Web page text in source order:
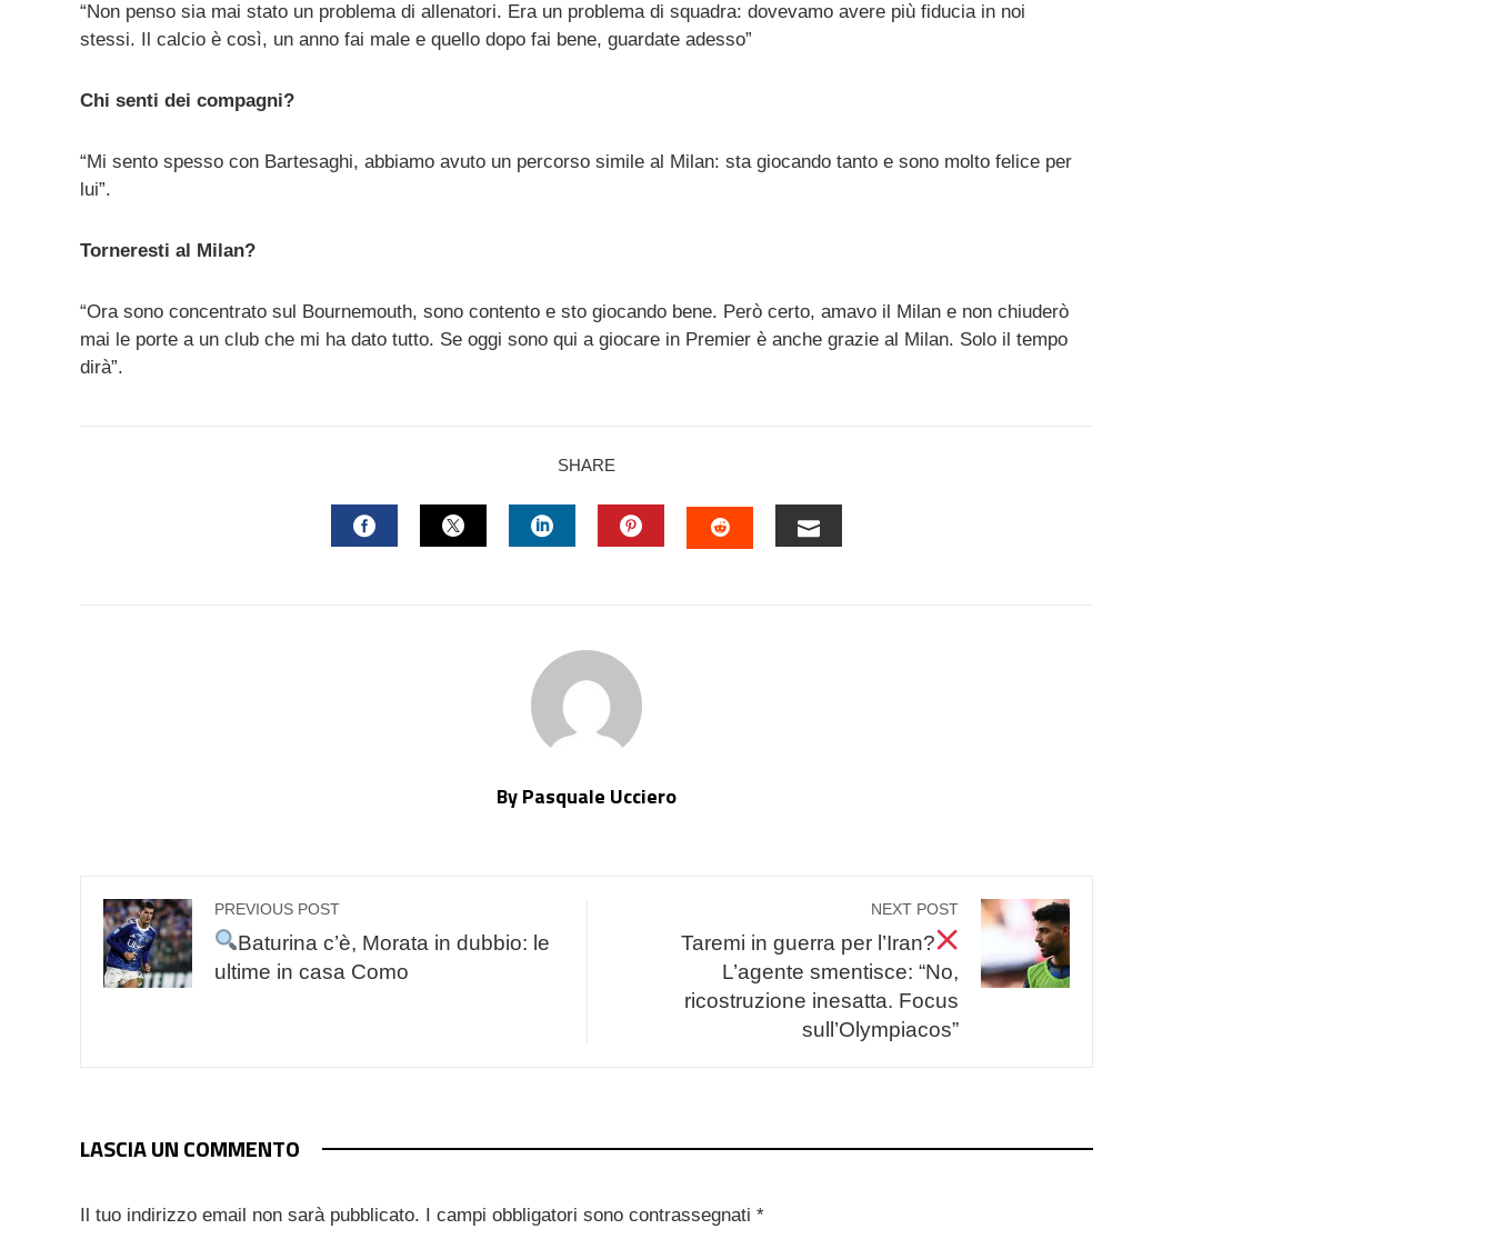
“Non penso sia mai stato un problema di allenatori. Era un problema di squadra: dovevamo avere più fiducia in noi
stessi. Il calcio è così, un anno fai male e quello dopo fai bene, guardate adesso”
Chi senti dei compagni?
“Mi sento spesso con Bartesaghi, abbiamo avuto un percorso simile al Milan: sta giocando tanto e sono molto felice per
lui”.
Torneresti al Milan?
“Ora sono concentrato sul Bournemouth, sono contento e sto giocando bene. Però certo, amavo il Milan e non chiuderò
mai le porte a un club che mi ha dato tutto. Se oggi sono qui a giocare in Premier è anche grazie al Milan. Solo il tempo
dirà”.
SHARE
By Pasquale Ucciero
PREVIOUS POST
Baturina c’è, Morata in dubbio: le
ultime in casa Como
NEXT POST
Taremi in guerra per l’Iran?
L’agente smentisce: “No,
ricostruzione inesatta. Focus
sull’Olympiacos”
LASCIA UN COMMENTO
Il tuo indirizzo email non sarà pubblicato. I campi obbligatori sono contrassegnati *